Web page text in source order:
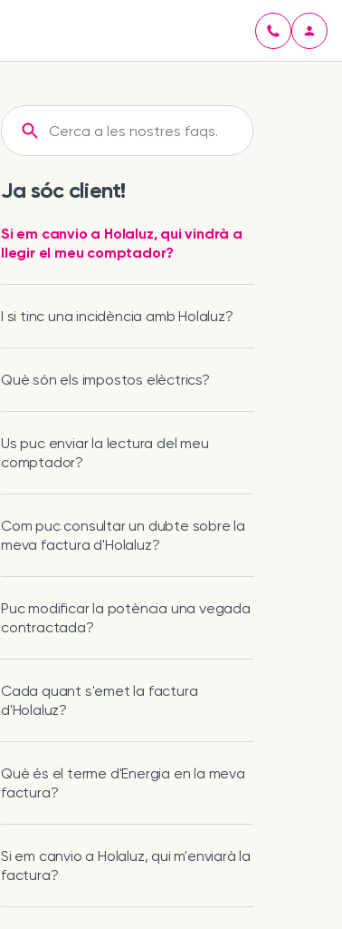
Ja sóc client!
Si em canvio a Holaluz, qui vindrà a
llegir el meu comptador?
I si tinc una incidència amb Holaluz?
Què són els impostos elèctrics?
Us puc enviar la lectura del meu
comptador?
Com puc consultar un dubte sobre la
meva factura d'Holaluz?
Puc modificar la potència una vegada
contractada?
Cada quant s'emet la factura
d'Holaluz?
Què és el terme d'Energia en la meva
factura?
Si em canvio a Holaluz, qui m'enviarà la
factura?